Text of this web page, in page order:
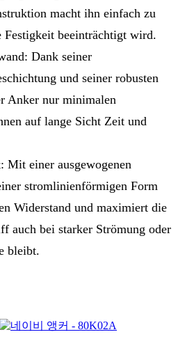
macht ihn einfach zu
Festigkeit beeinträchtigt wird.
Dank seiner
und seiner robusten
Anker nur minimalen
auf lange Sicht Zeit und
einer ausgewogenen
stromlinienförmigen Form
Widerstand und maximiert die
auch bei starker Strömung oder
bleibt.